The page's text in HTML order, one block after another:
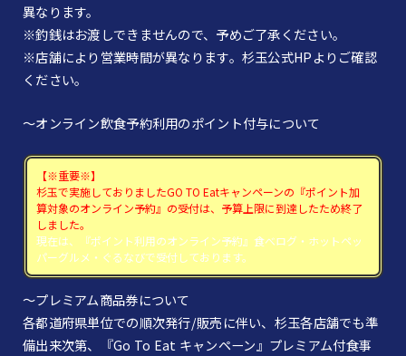
異なります。
※釣銭はお渡しできませんので、予めご了承ください。
※店舗により営業時間が異なります。杉玉公式HPよりご確認
ください。
～オンライン飲食予約利用のポイント付与について
【※重要※】
杉玉で実施しておりましたGO TO Eatキャンペーンの『ポイント加
算対象のオンライン予約』の受付は、予算上限に到達したため終了
しました。
現在は、『ポイント利用のオンライン予約』食べログ・ホットペッ
パーグルメ・ぐるなびで受付しております。
～プレミアム商品券について
各都道府県単位での順次発行/販売に伴い、杉玉各店舗でも準
備出来次第、『Go To Eat キャンペーン』プレミアム付食事